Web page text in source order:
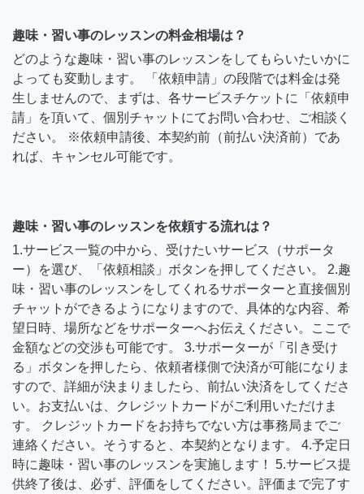
趣味・習い事のレッスンの料金相場は？
どのような趣味・習い事のレッスンをしてもらいたいかに
よっても変動します。 「依頼申請」の段階では料金は発
生しませんので、まずは、各サービスチケットに「依頼申
請」を頂いて、個別チャットにてお問い合わせ、ご相談く
ださい。 ※依頼申請後、本契約前（前払い決済前）であ
れば、キャンセル可能です。
趣味・習い事のレッスンを依頼する流れは？
1.サービス一覧の中から、受けたいサービス（サポータ
ー）を選び、「依頼相談」ボタンを押してください。 2.趣
味・習い事のレッスンをしてくれるサポーターと直接個別
チャットができるようになりますので、具体的な内容、希
望日時、場所などをサポーターへお伝えください。ここで
金額などの交渉も可能です。 3.サポーターが「引き受け
る」ボタンを押したら、依頼者様側で決済が可能になりま
すので、詳細が決まりましたら、前払い決済をしてくださ
い。お支払いは、クレジットカードがご利用いただけま
す。 クレジットカードをお持ちでない方は事務局までご
連絡ください。そうすると、本契約となります。 4.予定日
時に趣味・習い事のレッスンを実施します！ 5.サービス提
供終了後は、必ず、評価をしてください。評価まで完了す